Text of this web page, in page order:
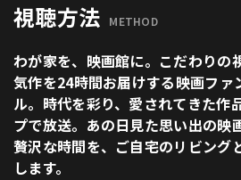
視聴方法 METHOD
わが家を、映画館に。こだわりの
気作を24時間お届けする映画ファ
ル。時代を彩り、愛されてきた作
プで放送。あの日見た思い出の映
贅沢な時間を、ご自宅のリビング
します。